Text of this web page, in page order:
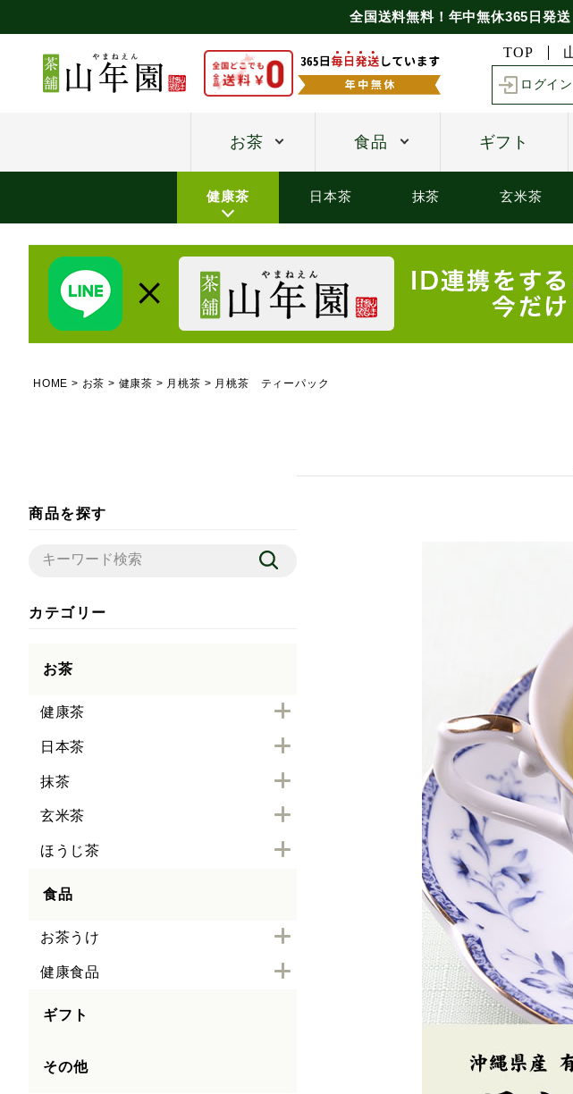
全国送料無料！年中無休365日発送
TOP
ログイン
お茶 食品 ギフト
健康茶 日本茶 抹茶 玄米茶
HOME お茶 健康茶 月桃茶 月桃茶 ティーパック
商品を探す
カテゴリー
お茶
健康茶
日本茶
抹茶
玄米茶
ほうじ茶
食品
お茶うけ
健康食品
ギフト
その他